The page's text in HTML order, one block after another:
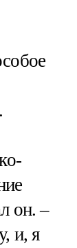
он. –
и, я